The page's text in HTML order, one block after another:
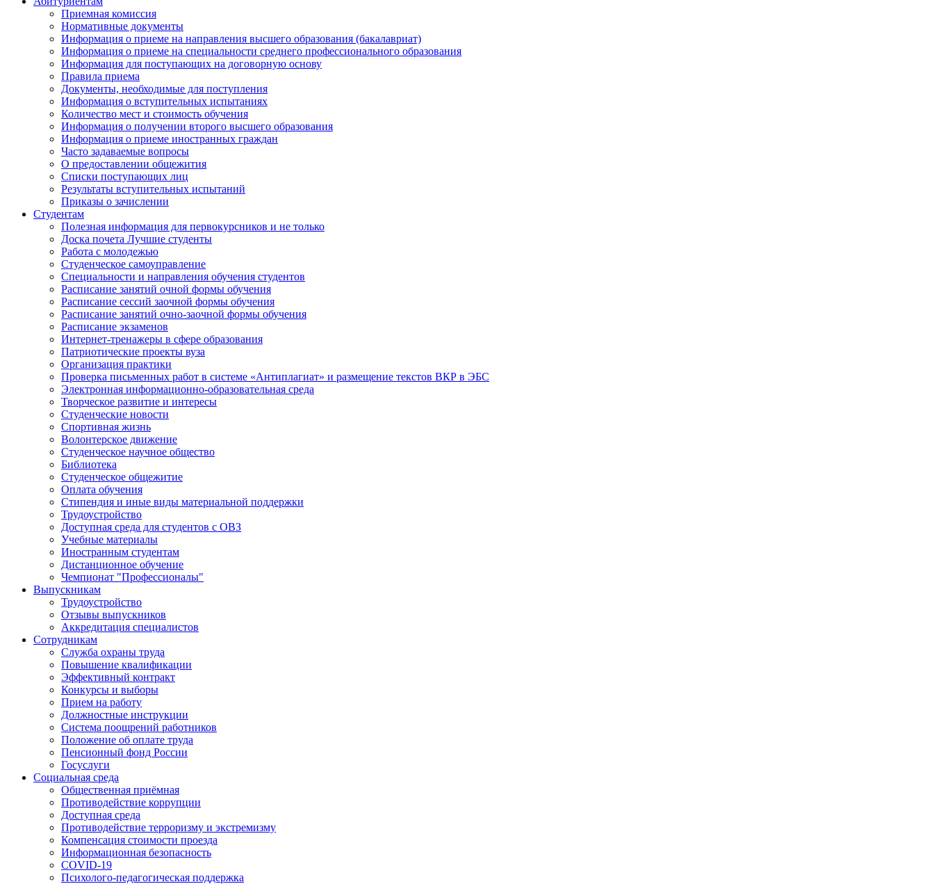
Приемная комиссия
Нормативные документы
Информация о приеме на направления высшего образования (бакалавриат)
Информация о приеме на специальности среднего профессионального образования
Информация для поступающих на договорную основу
Правила приема
Документы, необходимые для поступления
Информация о вступительных испытаниях
Количество мест и стоимость обучения
Информация о получении второго высшего образования
Информация о приеме иностранных граждан
Часто задаваемые вопросы
О предоставлении общежития
Списки поступающих лиц
Результаты вступительных испытаний
Приказы о зачислении
Студентам
Полезная информация для первокурсников и не только
Доска почета Лучшие студенты
Работа с молодежью
Студенческое самоуправление
Специальности и направления обучения студентов
Расписание занятий очной формы обучения
Расписание сессий заочной формы обучения
Расписание занятий очно-заочной формы обучения
Расписание экзаменов
Интернет-тренажеры в сфере образования
Патриотические проекты вуза
Организация практики
Проверка письменных работ в системе «Антиплагиат» и размещение текстов ВКР в ЭБС
Электронная информационно-образовательная среда
Творческое развитие и интересы
Студенческие новости
Спортивная жизнь
Волонтерское движение
Студенческое научное общество
Библиотека
Студенческое общежитие
Оплата обучения
Стипендия и иные виды материальной поддержки
Трудоустройство
Доступная среда для студентов с ОВЗ
Учебные материалы
Иностранным студентам
Дистанционное обучение
Чемпионат "Профессионалы"
Выпускникам
Трудоустройство
Отзывы выпускников
Аккредитация специалистов
Сотрудникам
Служба охраны труда
Повышение квалификации
Эффективный контракт
Конкурсы и выборы
Прием на работу
Должностные инструкции
Система поощрений работников
Положение об оплате труда
Пенсионный фонд России
Госуслуги
Социальная среда
Общественная приёмная
Противодействие коррупции
Доступная среда
Противодействие терроризму и экстремизму
Компенсация стоимости проезда
Информационная безопасность
COVID-19
Психолого-педагогическая поддержка